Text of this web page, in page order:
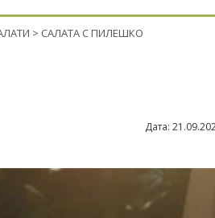
> САЛАТА С ПИЛЕШКО
Дата: